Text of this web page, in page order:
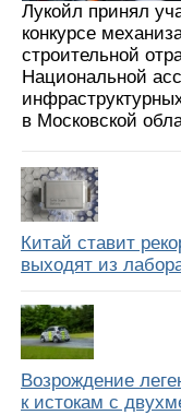
Лукойл принял
конкурсе
строительной
Национальной
в Московской
Китай ставит
выходят из
Возрождение
к истокам с